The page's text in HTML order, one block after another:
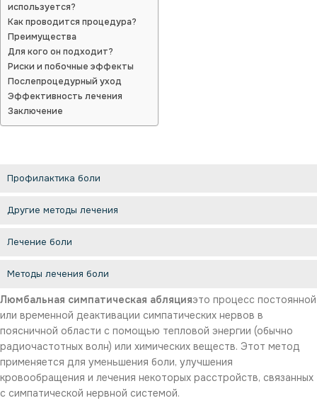
используется?
Как проводится процедура?
Преимущества
Для кого он подходит?
Риски и побочные эффекты
Послепроцедурный уход
Эффективность лечения
Заключение
Профилактика боли
Другие методы лечения
Лечение боли
Методы лечения боли
Люмбальная симпатическая абляцияэто процесс постоянной
или временной деактивации симпатических нервов в
поясничной области с помощью тепловой энергии (обычно
радиочастотных волн) или химических веществ. Этот метод
применяется для уменьшения боли, улучшения
кровообращения и лечения некоторых расстройств, связанных
с симпатической нервной системой.